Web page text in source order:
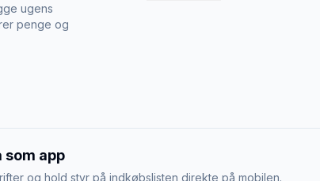
ugens
penge og
som app
og hold styr på indkøbslisten direkte på mobilen.